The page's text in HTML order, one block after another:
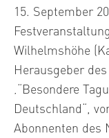
15. September
Wilhelmshöhe
Herausgeber
‚“Besondere
Deutschland“,
Abonnenten des